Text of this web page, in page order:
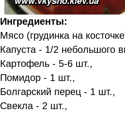
Ингредиенты:
Мясо (грудинка на
Капуста - 1/2 небольшого
Картофель - 5-6 шт.,
Помидор - 1 шт.,
Болгарский перец - 1 шт.,
Свекла - 2 шт.,